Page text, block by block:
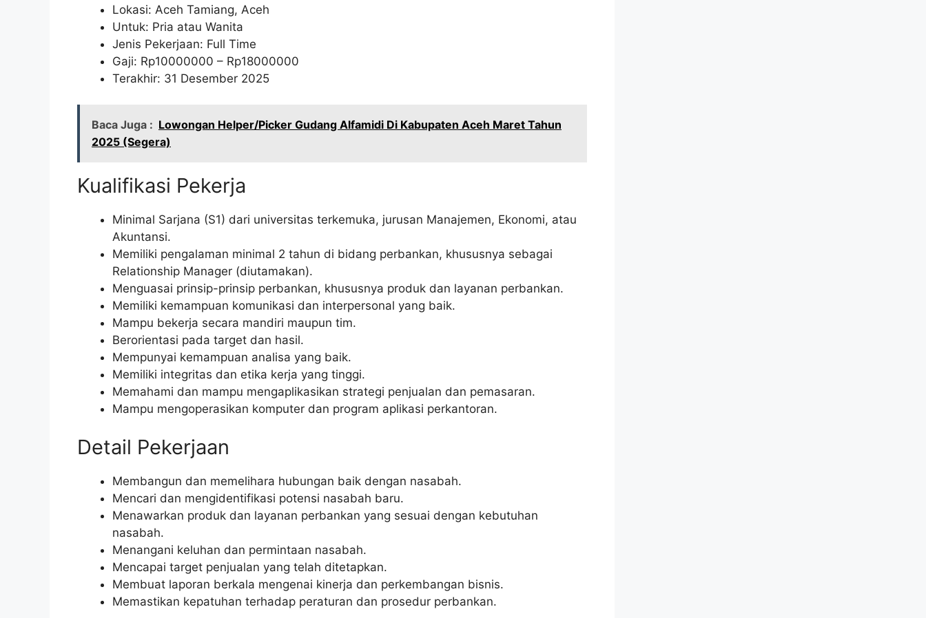
Lokasi: Aceh Tamiang, Aceh
Untuk: Pria atau Wanita
Jenis Pekerjaan: Full Time
Gaji: Rp10000000 – Rp18000000
Terakhir: 31 Desember 2025
Baca Juga : Lowongan Helper/Picker Gudang Alfamidi Di Kabupaten Aceh Maret Tahun
2025 (Segera)
Kualifikasi Pekerja
Minimal Sarjana (S1) dari universitas terkemuka, jurusan Manajemen, Ekonomi, atau
Akuntansi.
Memiliki pengalaman minimal 2 tahun di bidang perbankan, khususnya sebagai
Relationship Manager (diutamakan).
Menguasai prinsip-prinsip perbankan, khususnya produk dan layanan perbankan.
Memiliki kemampuan komunikasi dan interpersonal yang baik.
Mampu bekerja secara mandiri maupun tim.
Berorientasi pada target dan hasil.
Mempunyai kemampuan analisa yang baik.
Memiliki integritas dan etika kerja yang tinggi.
Memahami dan mampu mengaplikasikan strategi penjualan dan pemasaran.
Mampu mengoperasikan komputer dan program aplikasi perkantoran.
Detail Pekerjaan
Membangun dan memelihara hubungan baik dengan nasabah.
Mencari dan mengidentifikasi potensi nasabah baru.
Menawarkan produk dan layanan perbankan yang sesuai dengan kebutuhan
nasabah.
Menangani keluhan dan permintaan nasabah.
Mencapai target penjualan yang telah ditetapkan.
Membuat laporan berkala mengenai kinerja dan perkembangan bisnis.
Memastikan kepatuhan terhadap peraturan dan prosedur perbankan.